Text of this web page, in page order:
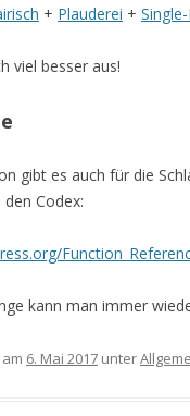
+ Plauderei +
viel besser aus!
gibt es auch für die
Codex:
kann man immer
6. Mai 2017 unter